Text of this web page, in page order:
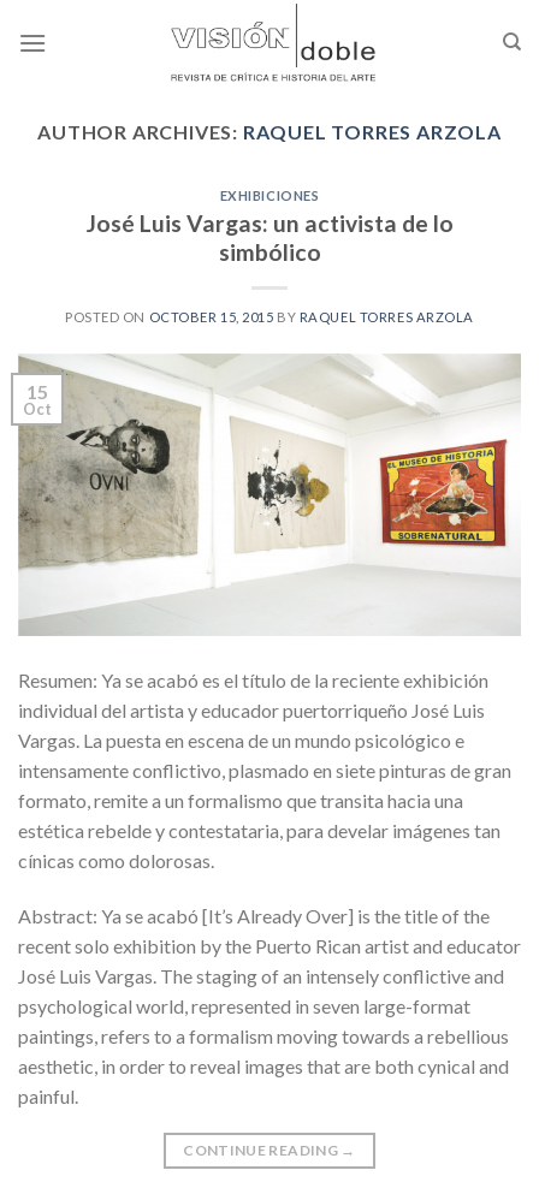
AUTHOR ARCHIVES: RAQUEL TORRES ARZOLA
EXHIBICIONES
José Luis Vargas: un activista de lo
simbólico
POSTED ON OCTOBER 15, 2015 BY RAQUEL TORRES ARZOLA
15
Oct
Resumen: Ya se acabó es el título de la reciente exhibición
individual del artista y educador puertorriqueño José Luis
Vargas. La puesta en escena de un mundo psicológico e
intensamente conflictivo, plasmado en siete pinturas de gran
formato, remite a un formalismo que transita hacia una
estética rebelde y contestataria, para develar imágenes tan
cínicas como dolorosas.
Abstract: Ya se acabó [It’s Already Over] is the title of the
recent solo exhibition by the Puerto Rican artist and educator
José Luis Vargas. The staging of an intensely conflictive and
psychological world, represented in seven large-format
paintings, refers to a formalism moving towards a rebellious
aesthetic, in order to reveal images that are both cynical and
painful.
CONTINUE READING →